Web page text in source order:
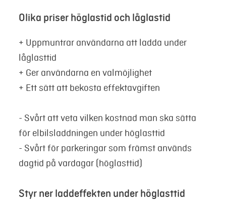
Olika priser höglastid och låglastid
+ Uppmuntrar användarna att ladda under
låglasttid
+ Ger användarna en valmöjlighet
+ Ett sätt att bekosta effektavgiften
- Svårt att veta vilken kostnad man ska sätta
för elbilsladdningen under höglasttid
- Svårt för parkeringar som främst används
dagtid på vardagar (höglasttid)
Styr ner laddeffekten under höglasttid